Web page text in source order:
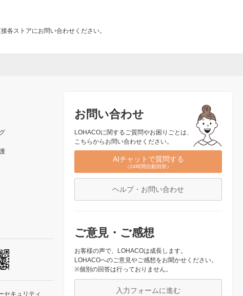
各ストアにお問い合わせください。
お問い合わせ
LOHACOに関するご質問やお困りごとは、
こちらからお問い合わせください。
AIチャットで質問する
（24時間自動回答）
ヘルプ・お問い合わせ
ご意見・ご感想
お客様の声で、LOHACOは成長します。
LOHACOへのご意見やご感想をお聞かせください。
※個別の回答は行っておりません。
入力フォームに進む
セキュリティ